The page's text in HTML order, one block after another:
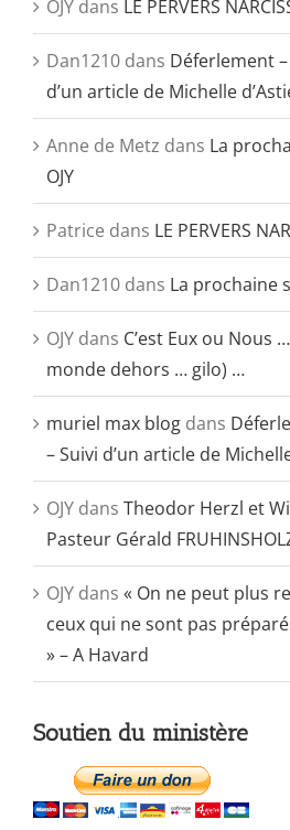
OJY dans LE PERVERS
Dan1210 dans Déferlement
d’un article de Michelle
Anne de Metz dans La
OJY
Patrice dans LE PERVERS
Dan1210 dans La prochaine
OJY dans C’est Eux ou Nous
monde dehors … gilo) …
muriel max blog dans
– Suivi d’un article de
OJY dans Theodor Herzl et
Pasteur Gérald
OJY dans « On ne peut plus
ceux qui ne sont pas
» – A Havard
Soutien du ministère